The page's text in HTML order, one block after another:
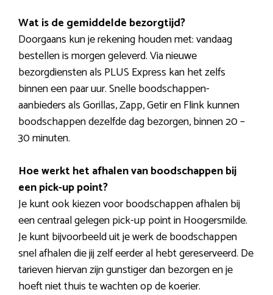
Wat is de gemiddelde bezorgtijd?
Doorgaans kun je rekening houden met: vandaag
bestellen is morgen geleverd. Via nieuwe
bezorgdiensten als PLUS Express kan het zelfs
binnen een paar uur. Snelle boodschappen-
aanbieders als Gorillas, Zapp, Getir en Flink kunnen
boodschappen dezelfde dag bezorgen, binnen 20 –
30 minuten.
Hoe werkt het afhalen van boodschappen bij
een pick-up point?
Je kunt ook kiezen voor boodschappen afhalen bij
een centraal gelegen pick-up point in Hoogersmilde.
Je kunt bijvoorbeeld uit je werk de boodschappen
snel afhalen die jij zelf eerder al hebt gereserveerd. De
tarieven hiervan zijn gunstiger dan bezorgen en je
hoeft niet thuis te wachten op de koerier.